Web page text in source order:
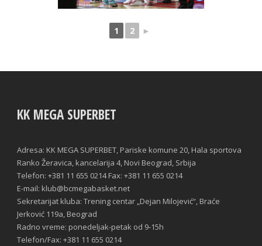
1 2 ►
KK MEGA SUPERBET
Adresa: KK MEGA SUPERBET, Pariske komune 20, Hala sportova
Ranko Žeravica, kancelarija 4, Novi Beograd, Srbija
Telefon: +381 11 655 0214 Fax: +381 11 655 0214
E-mail: klub@bcmegabasket.net
Sekretarijat kluba: Trening centar „Dejan Milojević“, Braće
Jerković 119a, Beograd
Radno vreme: ponedeljak-petak od 9-15h
Telefon/Fax: +381 11 655 0214